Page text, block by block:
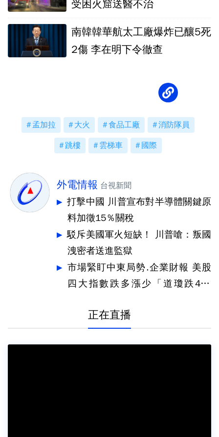
受困火窟送醫不治
南韓韓華航太工廠爆炸已釀5死
2傷 李在明下令徹查
孟加拉 大火 食品工廠 消防隊員
跳樓 雲梯車 國際
外電情報 台視新聞
打擊中國 川普宣布對半導體關鍵原
料加徵15％關稅
駁斥美國軍火短缺！ 川普嗆：叛國
洩密者送進監獄
市場緊盯中東局勢.企業財報 美股
四大指數跌多漲少「道瓊跌464
正在直播